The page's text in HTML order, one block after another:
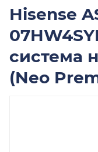
Hisense
система
(Neo